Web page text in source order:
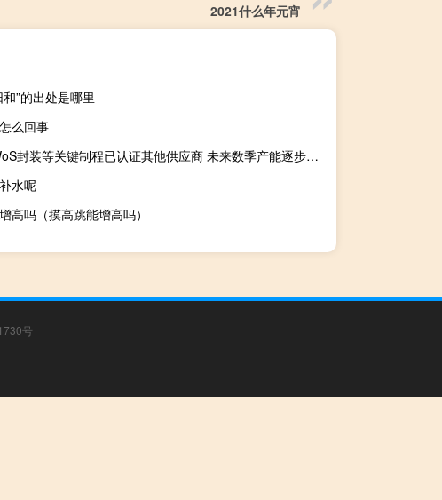
2021什么年元宵
”的出处是哪里
么回事
英伟达：CoWoS封装等关键制程已认证其他供应商 未来数季产能逐步攀升
水呢
高吗（摸高跳能增高吗）
号